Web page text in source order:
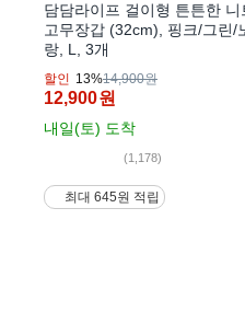
담담라이프 걸이형 튼튼한 니
고무장갑 (32cm), 핑크/그린/
랑, L, 3개
할인 13%14,900원
12,900원
내일(토) 도착
(1,178)
최대 645원 적립